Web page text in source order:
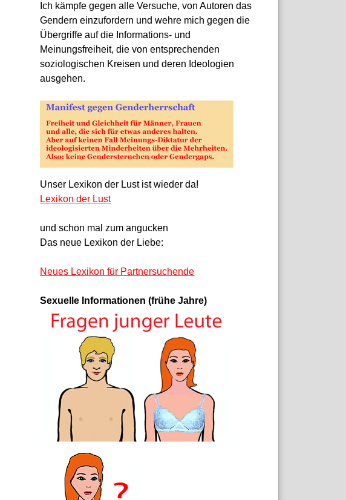
Ich kämpfe gegen alle Versuche, von Autoren das
Gendern einzufordern und wehre mich gegen die
Übergriffe auf die Informations- und
Meinungsfreiheit, die von entsprechenden
soziologischen Kreisen und deren Ideologien
ausgehen.
Unser Lexikon der Lust ist wieder da!
Lexikon der Lust
und schon mal zum angucken
Das neue Lexikon der Liebe:
Neues Lexikon für Partnersuchende
Sexuelle Informationen (frühe Jahre)